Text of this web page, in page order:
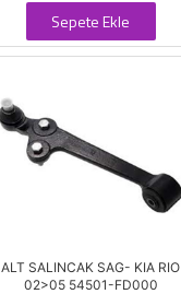
Sepete Ekle
ALT SALINCAK SAG- KIA RIO
02>05 54501-FD000